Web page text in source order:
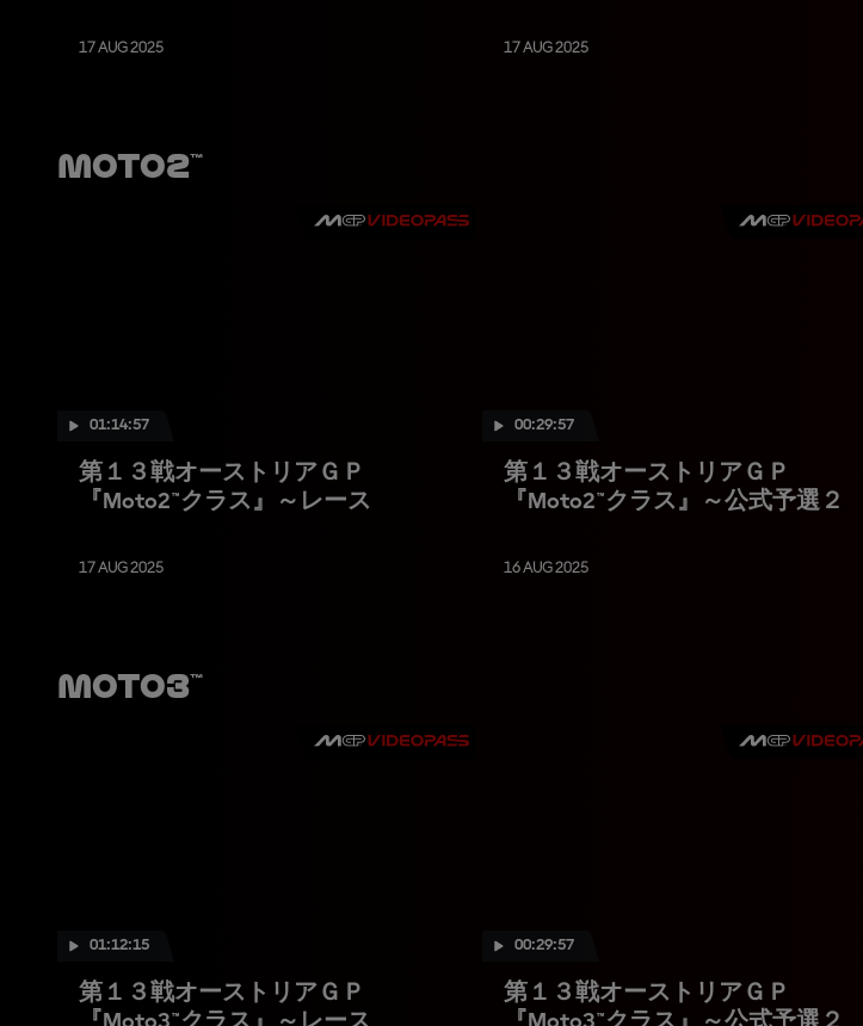
17 AUG 2025 17 AUG 2025
Moto2™
01:14:57
第１３戦オーストリアＧＰ
『Moto2™クラス』～レース
17 AUG 2025
00:29:57
第１３戦オーストリアＧＰ
『Moto2™クラス』～公式予選２
16 AUG 2025
Moto3™
01:12:15
第１３戦オーストリアＧＰ
00:29:57
第１３戦オーストリアＧＰ